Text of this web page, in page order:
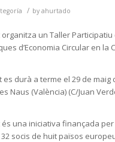
/ by ahurtado
organitza un Taller
d’Economia Circular en la
durà a terme el 29 de maig
Naus (València) (C/Juan
és una iniciativa finançada
socis de huit països